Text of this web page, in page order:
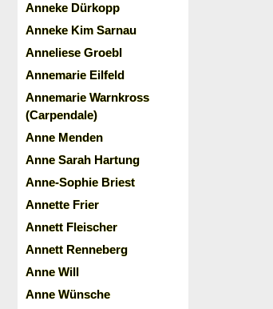
Anneke Dürkopp
Anneke Kim Sarnau
Anneliese Groebl
Annemarie Eilfeld
Annemarie Warnkross
(Carpendale)
Anne Menden
Anne Sarah Hartung
Anne-Sophie Briest
Annette Frier
Annett Fleischer
Annett Renneberg
Anne Will
Anne Wünsche